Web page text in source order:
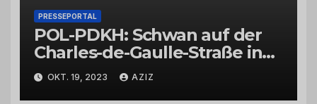
PRESSEPORTAL
POL-PDKH: Schwan auf der
Charles-de-Gaulle-Straße in
Bad Kreuznach beeinflusst
Feierabendverkehr
OKT. 19, 2023 AZIZ